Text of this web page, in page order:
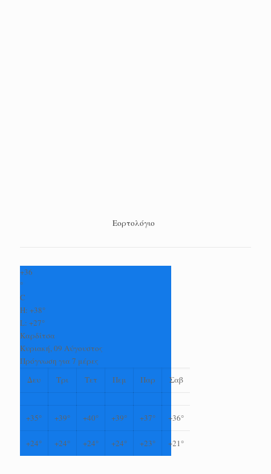
Εορτολόγιο
+36
°
C
H: +38°
L: +27°
Καρδίτσα
Κυριακή, 09 Αύγουστος
Πρόγνωση για 7 μέρες
Δευ
Τρι Τετ Πεμ Παρ Σαβ
+35° +39° +40° +39° +37° +36°
+24° +24° +24° +24° +23° +21°